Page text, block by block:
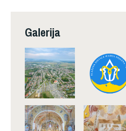
Galerija